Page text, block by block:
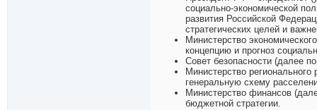
социально-экономической
развития Российской
стратегических целей и
Министерство
концепцию и прогноз
Совет безопасности (далее
Министерство
генеральную схему
Министерство финансов
бюджетной стратегии.